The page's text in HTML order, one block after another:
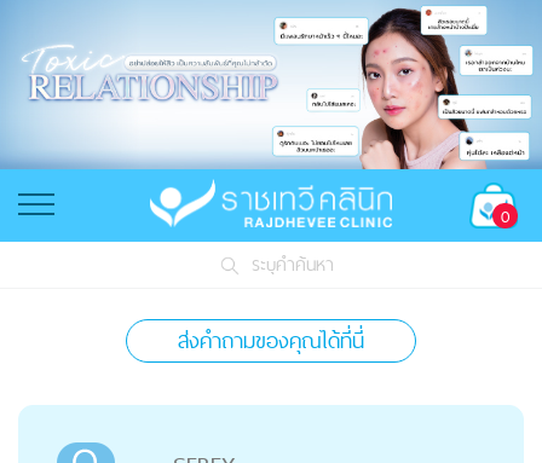
0
ระบุคำค้นหา
ส่งคำถามของคุณได้ที่นี่